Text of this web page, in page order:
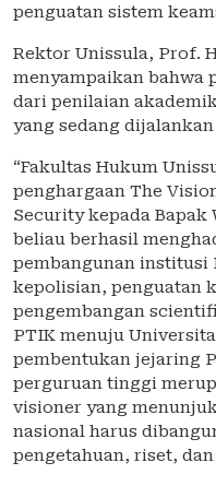
penguatan sistem
Rektor Unissula, Prof.
menyampaikan bahwa
dari penilaian
yang sedang
“Fakultas Hukum
penghargaan The
Security kepada
beliau berhasil
pembangunan institusi
kepolisian, penguatan
pengembangan
PTIK menuju
pembentukan jejaring
perguruan tinggi
visioner yang
nasional harus
pengetahuan, riset,